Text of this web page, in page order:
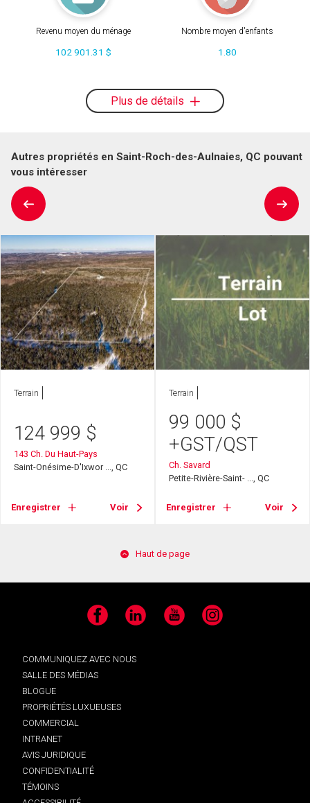
Revenu moyen du ménage
102 901.31 $
Nombre moyen d'enfants
1.80
Plus de détails
Autres propriétés en Saint-Roch-des-Aulnaies, QC pouvant
vous intéresser
Terrain
124 999 $
143 Ch. Du Haut-Pays
Saint-Onésime-D'Ixwor ..., QC
Enregistrer Voir
Terrain
99 000 $
+GST/QST
Ch. Savard
Petite-Rivière-Saint- ..., QC
Enregistrer Voir
Haut de page
Facebook LinkedIn YouTube Instagram
COMMUNIQUEZ AVEC NOUS
SALLE DES MÉDIAS
BLOGUE
PROPRIÉTÉS LUXUEUSES
COMMERCIAL
INTRANET
AVIS JURIDIQUE
CONFIDENTIALITÉ
TÉMOINS